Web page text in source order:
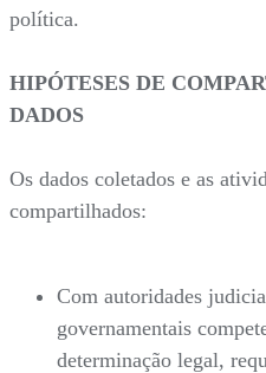
política.
HIPÓTESES DE
DADOS
Os dados coletados e as
compartilhados:
Com autoridades
governamentais
determinação legal,